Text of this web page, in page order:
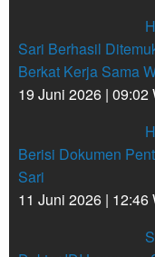
Sari Berhasil
Berkat Kerja Sama
19 Juni 2026 | 09:02
Berisi Dokumen
Sari
11 Juni 2026 | 12:46